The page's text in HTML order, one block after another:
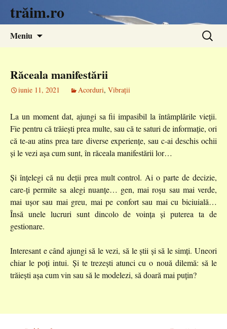
trăim.ro
Meniu
Caută
după:
Răceala manifestării
iunie 11, 2021 Acorduri, Vibrații
La un moment dat, ajungi sa fii impasibil la întâmplările vieții.
Fie pentru că trăiești prea multe, sau că te saturi de informație, ori
că te-au atins prea tare diverse experiențe, sau c-ai deschis ochii
și le vezi așa cum sunt, în răceala manifestării lor…
Și înțelegi că nu deții prea mult control. Ai o parte de decizie,
care-ți permite sa alegi nuanțe… gen, mai roșu sau mai verde,
mai ușor sau mai greu, mai pe confort sau mai cu biciuială…
Însă unele lucruri sunt dincolo de voința și puterea ta de
gestionare.
Interesant e când ajungi să le vezi, să le știi și să le simți. Uneori
chiar le poți intui. Și te trezești atunci cu o nouă dilemă: să le
trăiești așa cum vin sau să le modelezi, să doară mai puțin?